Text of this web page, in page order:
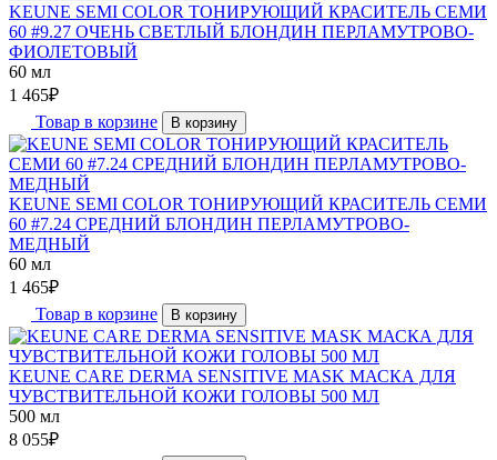
KEUNE SEMI COLOR ТОНИРУЮЩИЙ КРАСИТЕЛЬ СЕМИ
60 #9.27 ОЧЕНЬ СВЕТЛЫЙ БЛОНДИН ПЕРЛАМУТРОВО-
ФИОЛЕТОВЫЙ
60 мл
1 465₽
Товар в корзине
В корзину
KEUNE SEMI COLOR ТОНИРУЮЩИЙ КРАСИТЕЛЬ СЕМИ
60 #7.24 СРЕДНИЙ БЛОНДИН ПЕРЛАМУТРОВО-
МЕДНЫЙ
60 мл
1 465₽
Товар в корзине
В корзину
KEUNE CARE DERMA SENSITIVE MASK МАСКА ДЛЯ
ЧУВСТВИТЕЛЬНОЙ КОЖИ ГОЛОВЫ 500 МЛ
500 мл
8 055₽